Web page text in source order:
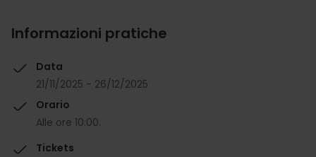
Informazioni pratiche
Data
21/11/2025 - 26/12/2025
Orario
Alle ore 10:00.
Tickets